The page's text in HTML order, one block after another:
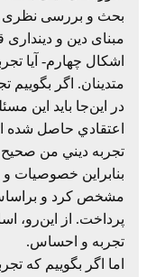
بحث و بررسی نظری
مبنای دین و دینداری
اشکال چهارم- آيا
متدينان. اگر
در اين‌جا بايد اين‌
اعتقادي‌ حاصل شده
تجربه‌ ديني‌ من‌
بنابراين‌ خصوصيات‌
مشخص‌ كرد و براساس‌
پرداخت. از اين‌رو،
تجربه‌ و احساس.
اما اگر بگوييم‌ كه‌